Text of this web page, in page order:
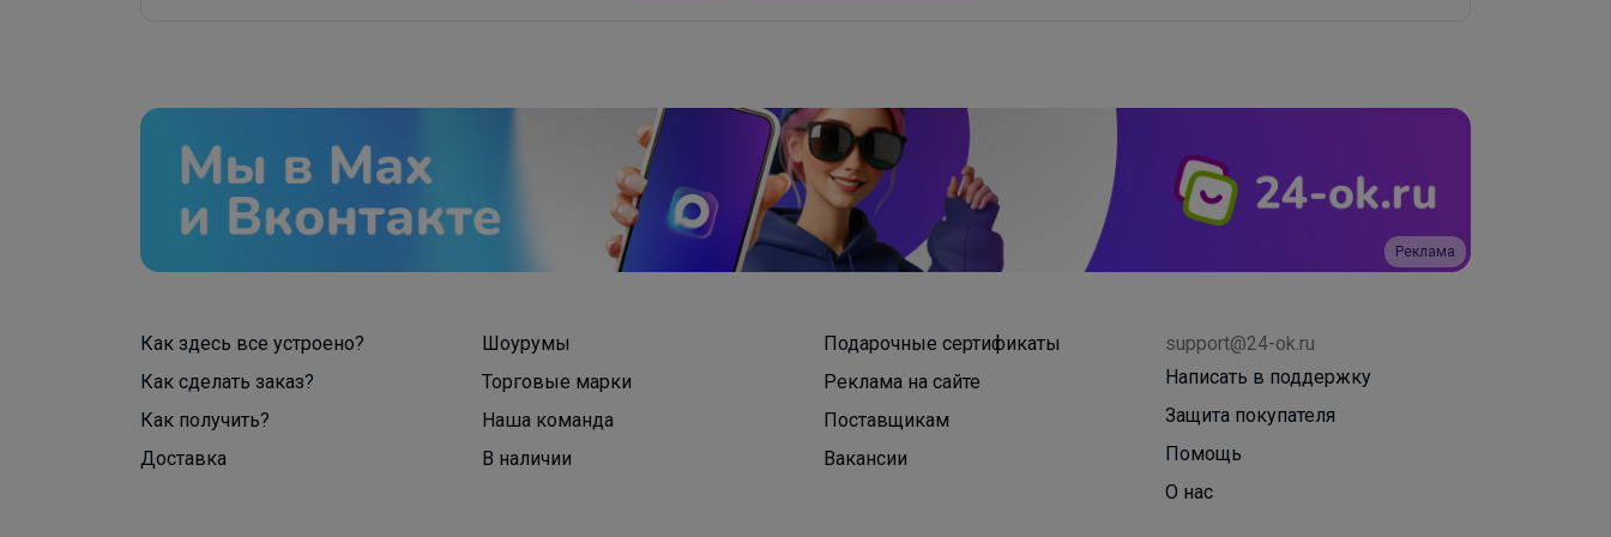
Реклама
Как здесь все устроено?
Как сделать заказ?
Как получить?
Доставка
Шоурумы
Торговые марки
Наша команда
В наличии
Подарочные сертификаты
Реклама на сайте
Поставщикам
Вакансии
support@24-ok.ru
Написать в поддержку
Защита покупателя
Помощь
О нас